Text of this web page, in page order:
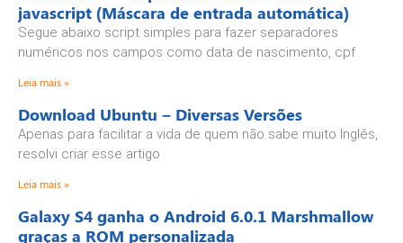
javascript (Máscara de entrada automática)
Segue abaixo script simples para fazer separadores
numéricos nos campos como data de nascimento, cpf
Leia mais »
Download Ubuntu – Diversas Versões
Apenas para facilitar a vida de quem não sabe muito Inglês,
resolvi criar esse artigo
Leia mais »
Galaxy S4 ganha o Android 6.0.1 Marshmallow
graças a ROM personalizada